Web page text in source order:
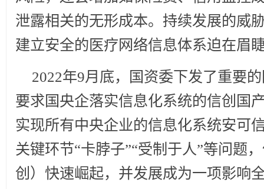
泄露相关的无形成本。持续发展的威
建立安全的医疗网络信息体系迫在眉
2022年9月底，国资委下发了重要
要求国央企落实信息化系统的信创国
实现所有中央企业的信息化系统安可
关键环节“卡脖子”“受制于人”等问题
创）快速崛起，并发展成为一项影响